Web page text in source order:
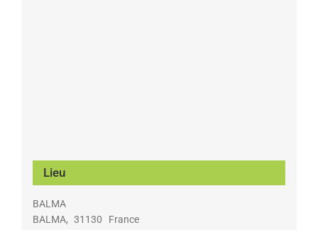
Lieu
BALMA
BALMA, 31130
France